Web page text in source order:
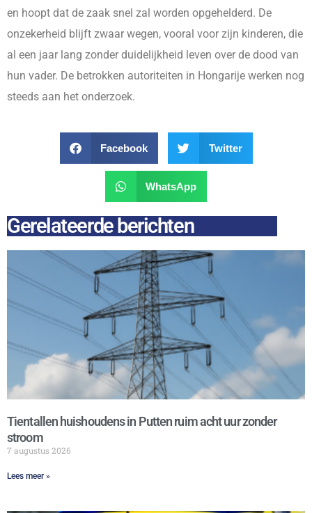
en hoopt dat de zaak snel zal worden opgehelderd. De
onzekerheid blijft zwaar wegen, vooral voor zijn kinderen, die
al een jaar lang zonder duidelijkheid leven over de dood van
hun vader. De betrokken autoriteiten in Hongarije werken nog
steeds aan het onderzoek.
Facebook Twitter
WhatsApp
Gerelateerde berichten
Tientallen huishoudens in Putten ruim acht uur zonder
stroom
7 augustus 2026
Lees meer »